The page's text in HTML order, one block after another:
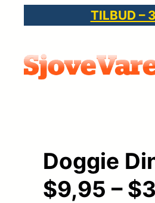
indhold
TILBUD –
Doggie
$9,95 –